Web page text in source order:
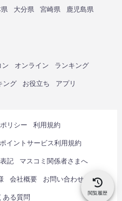
閲覧履歴
大分県 宮崎県
鹿児島県
ン オンライン ランキング
ング お役立ち アプリ
リシー 利用規約
イントサービス利用規約
記 マスコミ関係者さまへ
会社概要 お問い合わせ
ある質問